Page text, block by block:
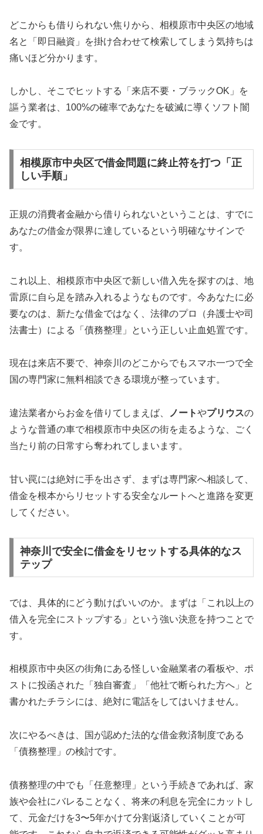
どこからも借りられない焦りから、相模原市中央区の地域
名と「即日融資」を掛け合わせて検索してしまう気持ちは
痛いほど分かります。
しかし、そこでヒットする「来店不要・ブラックOK」を
謳う業者は、100%の確率であなたを破滅に導くソフト闇
金です。
相模原市中央区で借金問題に終止符を打つ「正
しい手順」
正規の消費者金融から借りられないということは、すでに
あなたの借金が限界に達しているという明確なサインで
す。
これ以上、相模原市中央区で新しい借入先を探すのは、地
雷原に自ら足を踏み入れるようなものです。今あなたに必
要なのは、新たな借金ではなく、法律のプロ（弁護士や司
法書士）による「債務整理」という正しい止血処置です。
現在は来店不要で、神奈川のどこからでもスマホ一つで全
国の専門家に無料相談できる環境が整っています。
違法業者からお金を借りてしまえば、 ノートやプリウスの
ような普通の車で相模原市中央区の街を走るような、ごく
当たり前の日常すら奪われてしまいます。
甘い罠には絶対に手を出さず、まずは専門家へ相談して、
借金を根本からリセットする安全なルートへと進路を変更
してください。
神奈川で安全に借金をリセットする具体的なス
テップ
では、具体的にどう動けばいいのか。まずは「これ以上の
借入を完全にストップする」という強い決意を持つことで
す。
相模原市中央区の街角にある怪しい金融業者の看板や、ポ
ストに投函された「独自審査」「他社で断られた方へ」と
書かれたチラシには、絶対に電話をしてはいけません。
次にやるべきは、国が認めた法的な借金救済制度である
「債務整理」の検討です。
債務整理の中でも「任意整理」という手続きであれば、家
族や会社にバレることなく、将来の利息を完全にカットし
て、元金だけを3〜5年かけて分割返済していくことが可